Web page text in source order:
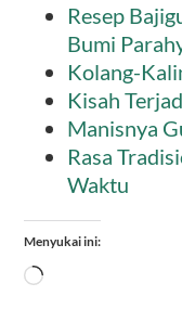
Resep
Bumi
Kolang-
Kisah
Manisnya
Rasa
Waktu
Menyukai ini:
Memuat...